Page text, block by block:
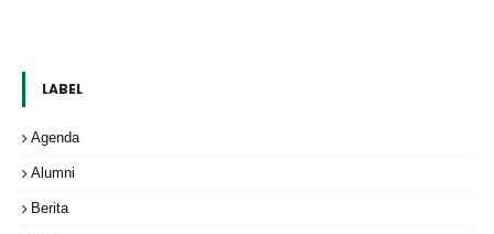
LABEL
Agenda
Alumni
Berita